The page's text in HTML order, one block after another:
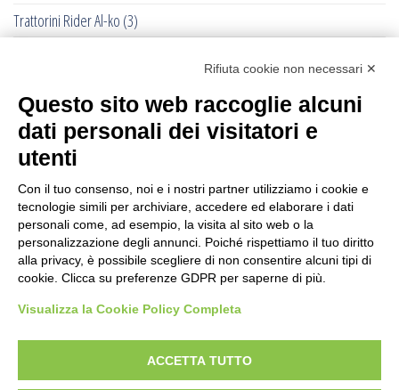
Trattorini Rider Al-ko (3)
Trattorini Rider Husqvarna - Piatti di taglio
(6)
Trinciasarmenti
Trinciatutto Trattorino(7)
Troncarami manuali (3)
Troncatrici a catena diamanta (0)
Troncatrici Manuali Elettriche(2)
Turbine da neve(0)
Verricelli a scoppio(12)
Rifiuta cookie non necessari ✕
Questo sito web raccoglie alcuni
dati personali dei visitatori e
utenti
Con il tuo consenso, noi e i nostri partner utilizziamo i cookie e
tecnologie simili per archiviare, accedere ed elaborare i dati
personali come, ad esempio, la visita al sito web o la
personalizzazione degli annunci. Poiché rispettiamo il tuo diritto
alla privacy, è possibile scegliere di non consentire alcuni tipi di
cookie. Clicca su preferenze GDPR per saperne di più.
Visualizza la Cookie Policy Completa
ACCETTA TUTTO